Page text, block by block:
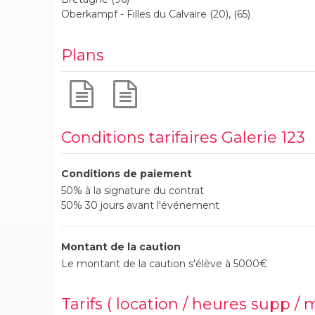
Oberkampf - Filles du Calvaire (20), (65)
Plans
Conditions tarifaires Galerie 123
Conditions de paiement
50% à la signature du contrat
50% 30 jours avant l'événement
Montant de la caution
Le montant de la caution s'élève à 5000€
Tarifs ( location / heures supp /